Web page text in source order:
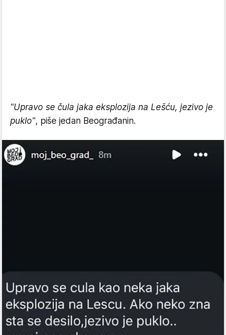
"Upravo se čula jaka eksplozija na Lešću, jezivo je
puklo", piše jedan Beograđanin.